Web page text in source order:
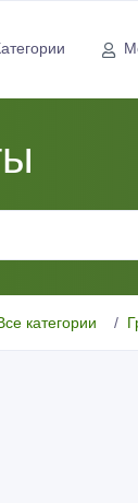
категории